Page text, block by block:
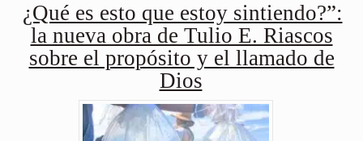
¿Qué es esto que estoy sintiendo?”:
la nueva obra de Tulio E. Riascos
sobre el propósito y el llamado de
Dios